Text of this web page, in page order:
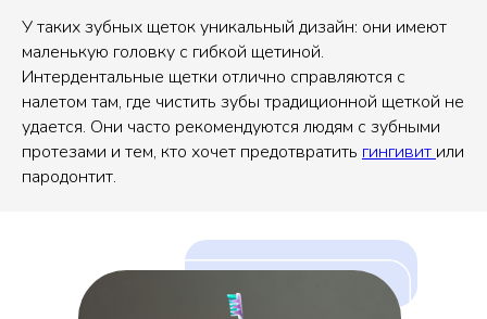
У таких зубных щеток уникальный дизайн: они имеют
маленькую головку с гибкой щетиной.
Интердентальные щетки отлично справляются с
налетом там, где чистить зубы традиционной щеткой не
удается. Они часто рекомендуются людям с зубными
протезами и тем, кто хочет предотвратить гингивит или
пародонтит.